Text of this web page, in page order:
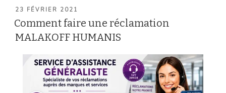
PUBLIÉ
LE
23 FÉVRIER 2021
Comment faire une réclamation
MALAKOFF HUMANIS